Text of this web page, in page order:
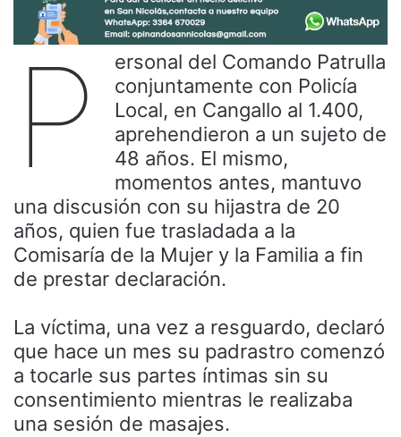
P
ersonal del Comando Patrulla
conjuntamente con Policía
Local, en Cangallo al 1.400,
aprehendieron a un sujeto de
48 años. El mismo,
momentos antes, mantuvo
una discusión con su hijastra de 20
años, quien fue trasladada a la
Comisaría de la Mujer y la Familia a fin
de prestar declaración.
La víctima, una vez a resguardo, declaró
que hace un mes su padrastro comenzó
a tocarle sus partes íntimas sin su
consentimiento mientras le realizaba
una sesión de masajes.